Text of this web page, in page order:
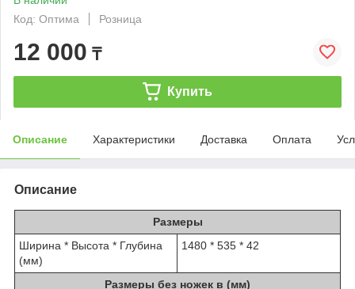
Код: Оптима
Розница
12 000 ₸
Купить
Описание Характеристики Доставка Оплата
Описание
Размеры
Ширина * Высота * Глубина
(мм)
1480 * 535 * 42
Размеры без ножек в (мм)